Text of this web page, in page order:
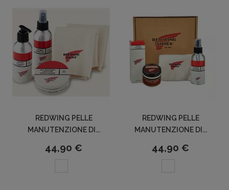
REDWING PELLE
MANUTENZIONE DI...
44,90 €
REDWING PELLE
MANUTENZIONE DI...
44,90 €